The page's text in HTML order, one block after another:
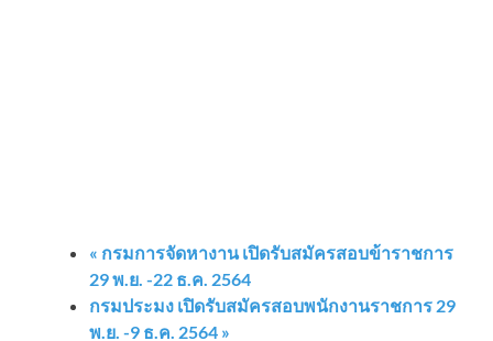
« กรมการจัดหางาน เปิดรับสมัครสอบข้าราชการ
29 พ.ย. -22 ธ.ค. 2564
กรมประมง เปิดรับสมัครสอบพนักงานราชการ 29
พ.ย. -9 ธ.ค. 2564 »